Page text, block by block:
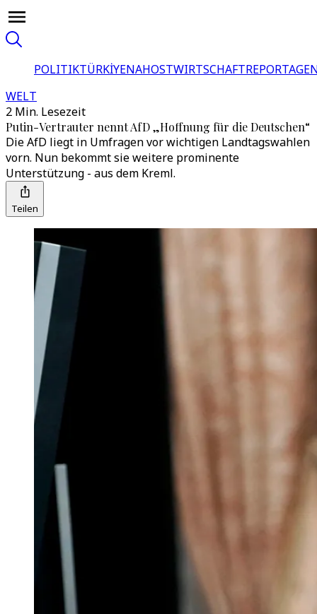
POLITIKTÜRKİYENAHOSTWIRTSCHAFT
WELT
2 Min. Lesezeit
Putin-Vertrauter nennt AfD „Hoffnung für die Deutschen“
Die AfD liegt in Umfragen vor wichtigen Landtagswahlen
vorn. Nun bekommt sie weitere prominente
Unterstützung - aus dem Kreml.
Teilen